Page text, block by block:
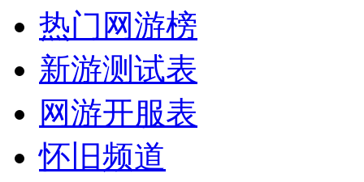
热门网游榜
新游测试表
网游开服表
怀旧频道